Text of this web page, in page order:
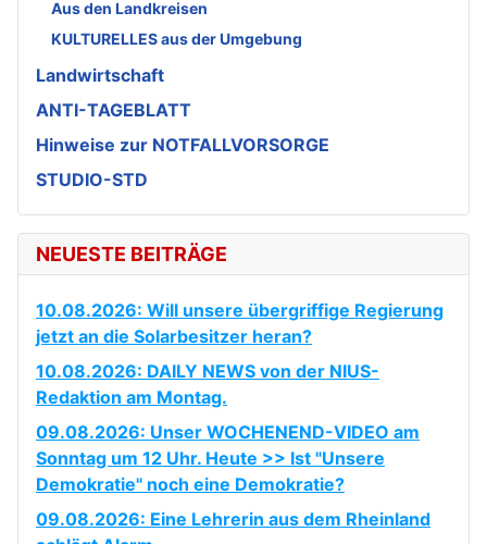
Aus den Landkreisen
KULTURELLES aus der Umgebung
Landwirtschaft
ANTI-TAGEBLATT
Hinweise zur NOTFALLVORSORGE
STUDIO-STD
NEUESTE BEITRÄGE
10.08.2026: Will unsere übergriffige Regierung
jetzt an die Solarbesitzer heran?
10.08.2026: DAILY NEWS von der NIUS-
Redaktion am Montag.
09.08.2026: Unser WOCHENEND-VIDEO am
Sonntag um 12 Uhr. Heute >> Ist "Unsere
Demokratie" noch eine Demokratie?
09.08.2026: Eine Lehrerin aus dem Rheinland